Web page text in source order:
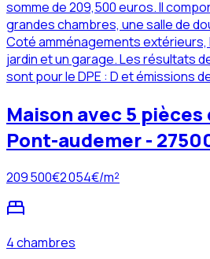
somme de 209,500 euros. Il
grandes chambres, une salle de
Coté amménagements extérieurs,
jardin et un garage. Les résultats
sont pour le DPE : D et émissions
Maison avec 5 pièces
Pont-audemer -
209 500€2 054€/m²
4 chambres